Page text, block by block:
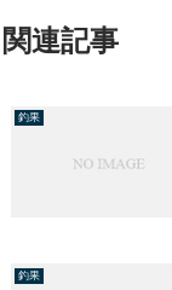
関連記事
釣果
釣果